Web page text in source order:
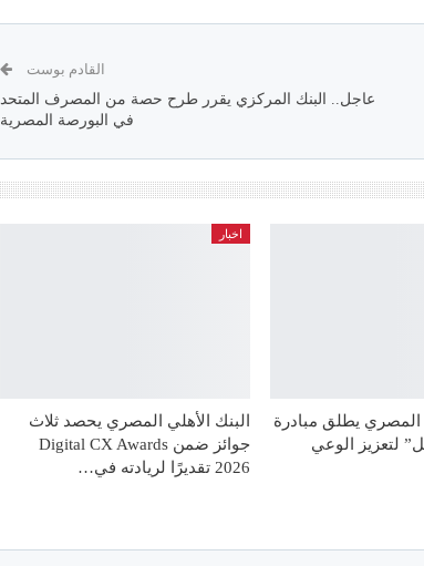
القادم بوست
عاجل.. البنك المركزي يقرر طرح حصة من المصرف المتحد
في البورصة المصرية
المصري يطلق مبادرة
لتعزيز الوعي
اخبار
البنك الأهلي المصري يحصد ثلاث
جوائز ضمن Digital CX Awards
2026 تقديرًا لريادته في…